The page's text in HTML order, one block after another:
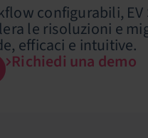
configurabili,
le risoluzioni e
efficaci e intuitive.
Richiedi una demo